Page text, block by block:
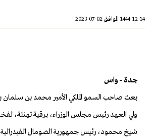
1444-12-14 الموافق 02-07-2023
جدة - واس
بعث صاحب السمو الملكي الأمير محمد بن سلمان
ولي العهد رئيس مجلس الوزراء، برقية تهنئة،
شيخ محمود، رئيس جمهورية الصومال